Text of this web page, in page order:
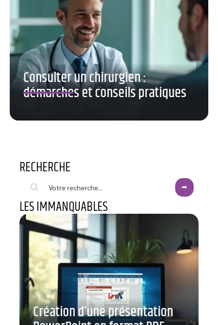
Consulter un chirurgien :
démarches et conseils pratiques
RECHERCHE
LES IMMANQUABLES
Création d’une présentation